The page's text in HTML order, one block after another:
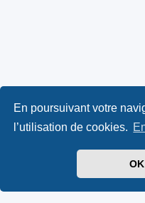
En poursuivant votre
l’utilisation de cookies.
OK